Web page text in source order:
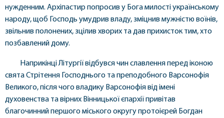
нужденним. Архіпастир попросив у Бога милості українському
народу, щоб Господь умудрив владу, зміцнив мужністю воїнів,
звільнив полонених, зцілив хворих та дав прихисток тим, хто
позбавлений дому.
Наприкінці Літургії відбувся чин славлення перед іконою
свята Стрітення Господнього та преподобного Варсонофія
Великого, після чого владику Варсонофія від імені
духовенства та вірних Вінницької єпархії привітав
благочинний першого міського округу протоієрей Богдан